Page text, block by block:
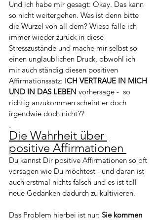
Und ich habe mir gesagt: Okay. Das kann
so nicht weitergehen. Was ist denn bitte
die Wurzel von all dem? Wieso falle ich
immer wieder zurück in diese
Stresszustände und mache mir selbst so
einen unglaublichen Druck, obwohl ich
mir auch ständig diesen positiven
Affirmationssatz: ICH VERTRAUE IN MICH
UND IN DAS LEBEN vorhersage -  so
richtig anzukommen scheint er doch
irgendwie doch nicht??
Die Wahrheit über
positive Affirmationen
Du kannst Dir positive Affirmationen so oft
vorsagen wie Du möchtest - und daran ist
auch erstmal nichts falsch und es ist toll
neue Gedanken dadurch zu kultivieren.
Das Problem hierbei ist nur: Sie kommen